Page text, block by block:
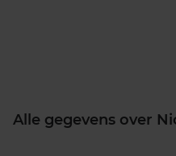
Alle gegevens over